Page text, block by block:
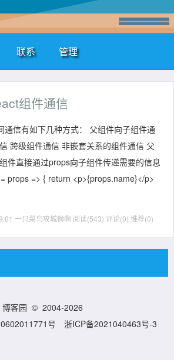
联系 管理
组件通信
通信有如下几种方式： 父组件向子组件通
跨级组件通信 非嵌套关系的组件通信 父
件直接通过props向子组件传递需要的信息
props => { return <p>{props.name}</p>
一只菜鸟攻城狮啊 阅读(543) 评论(0) 推荐(0)
博客园 © 2004-2026
号
浙ICP备2021040463号-3